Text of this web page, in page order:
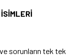
sorunların tek tek